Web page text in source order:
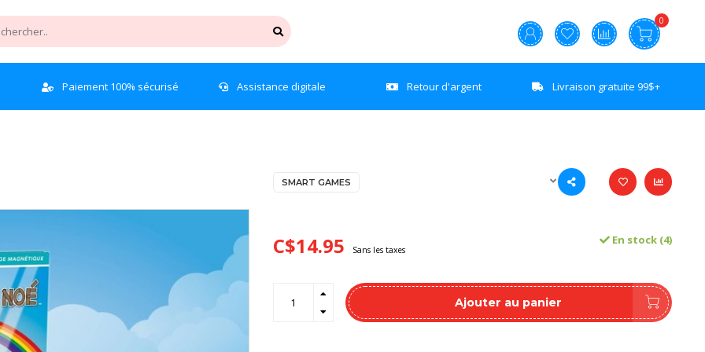
0
Paiement 100% sécurisé Assistance digitale Retour d'argent Livraison gratuite 99$+
SMART GAMES
C$14.95 Sans les taxes
En stock (4)
Ajouter au panier